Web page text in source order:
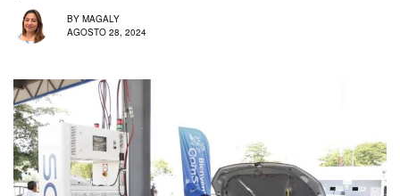
BY MAGALY
AGOSTO 28, 2024